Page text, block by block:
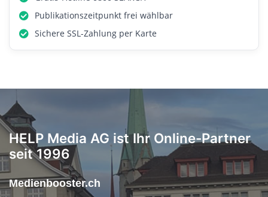
Publikationszeitpunkt frei wählbar
Sichere SSL-Zahlung per Karte
HELP Media AG ist Ihr Online-Partner
seit 1996
Medienbooster.ch